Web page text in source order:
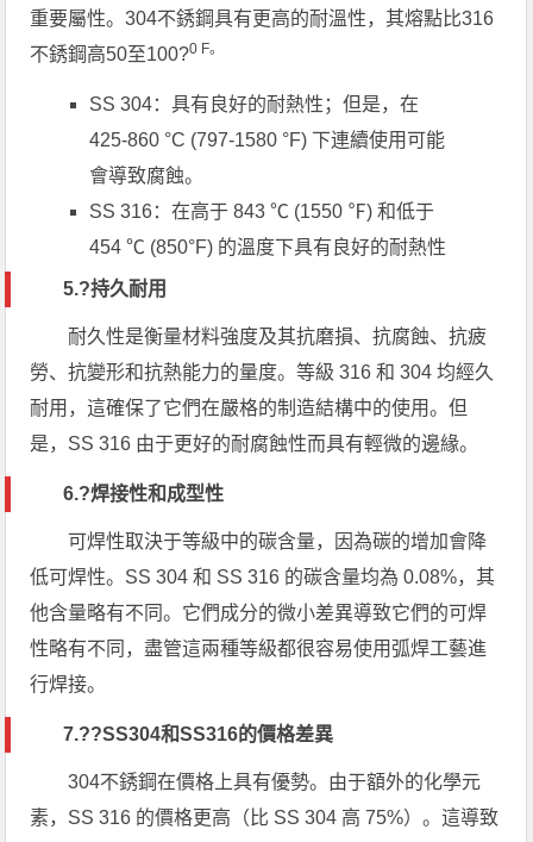
重要屬性。304不銹鋼具有更高的耐溫性，其熔點比316
不銹鋼高50至100?0 F。
SS 304：具有良好的耐熱性；但是，在
425-860 °C (797-1580 °F) 下連續使用可能
會導致腐蝕。
SS 316：在高于 843 ℃ (1550 ℉) 和低于
454 ℃ (850°F) 的溫度下具有良好的耐熱性
5.?持久耐用
耐久性是衡量材料強度及其抗磨損、抗腐蝕、抗疲
勞、抗變形和抗熱能力的量度。等級 316 和 304 均經久
耐用，這確保了它們在嚴格的制造結構中的使用。但
是，SS 316 由于更好的耐腐蝕性而具有輕微的邊緣。
6.?焊接性和成型性
可焊性取決于等級中的碳含量，因為碳的增加會降
低可焊性。SS 304 和 SS 316 的碳含量均為 0.08%，其
他含量略有不同。它們成分的微小差異導致它們的可焊
性略有不同，盡管這兩種等級都很容易使用弧焊工藝進
行焊接。
7.??SS304和SS316的價格差異
304不銹鋼在價格上具有優勢。由于額外的化學元
素，SS 316 的價格更高（比 SS 304 高 75%）。這導致